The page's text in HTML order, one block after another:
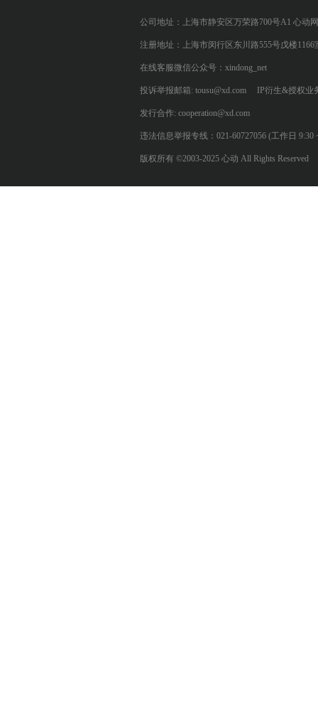
公司地址：上海市静安区万荣路700号A1 心动
注册地址：上海市闵行区东川路555号戊楼1166
在线客服微信公众号：xindong_net
投诉举报邮箱: tousu@xd.com IP衍生&授权业
发行合作: cooperation@xd.com
违法信息举报专线：021-60727056 (工作日 9:30
版权所有 ©2003-2025 心动 All Rights Reserved